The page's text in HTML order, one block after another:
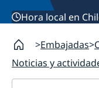
Hora local en
Embajadas
Noticias y